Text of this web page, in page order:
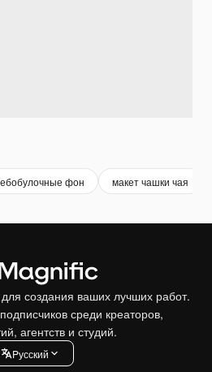
фон макет чашки чая
создания ваших лучших работ.
среди креаторов,
агентств и студий.
Pусский